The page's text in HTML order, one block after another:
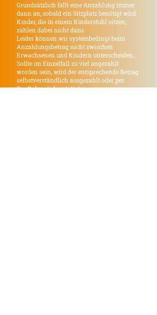
Grundsätzlich fällt eine Anzahlung immer
dann an, sobald ein Sitzplatz benötigt wird.
Kinder, die in einem Kinderstuhl sitzen,
zählen dabei nicht dazu.
Leider können wir systembedingt beim
Anzahlungsbetrag nicht zwischen
Erwachsenen und Kindern unterscheiden.
Sollte im Einzelfall zu viel angezahlt
worden sein, wird der entsprechende Betrag
selbstverständlich ausgezahlt oder per
PayPal zurückerstattet.